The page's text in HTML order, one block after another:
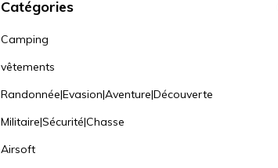
Catégories
Camping
vêtements
Randonnée|Evasion|Aventure|Découverte
Militaire|Sécurité|Chasse
Airsoft